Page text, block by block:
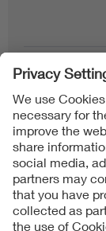
Follow us on